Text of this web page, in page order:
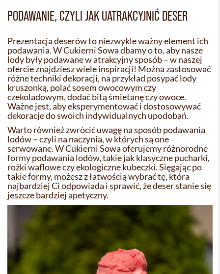
PODAWANIE, CZYLI JAK UATRAKCYJNIĆ DESER
Prezentacja deserów to niezwykle ważny element ich
podawania. W Cukierni Sowa dbamy o to, aby nasze
lody były podawane w atrakcyjny sposób – w naszej
ofercie znajdziesz wiele inspiracji! Można zastosować
różne techniki dekoracji, na przykład posypać lody
kruszonką, polać sosem owocowym czy
czekoladowym, dodać bitą śmietanę czy owoce.
Ważne jest, aby eksperymentować i dostosowywać
dekoracje do swoich indywidualnych upodobań.
Warto również zwrócić uwagę na sposób podawania
lodów – czyli na naczynia, w których są one
serwowane. W Cukierni Sowa oferujemy różnorodne
formy podawania lodów, takie jak klasyczne pucharki,
rożki waflowe czy ekologiczne kubeczki. Sięgając po
takie formy, możesz z łatwością wybrać tę, która
najbardziej Ci odpowiada i sprawić, że deser stanie się
jeszcze bardziej apetyczny.